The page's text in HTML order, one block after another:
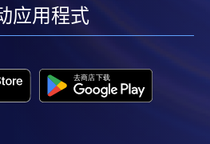
）
一所報名中心，以現金或「易
linkedin
应用程式